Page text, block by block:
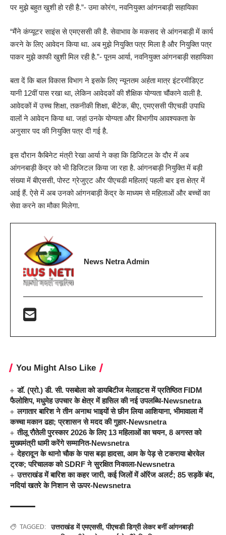
पर मुझे बहुत खुशी हो रही है.”- उमा कोरंग, नवनियुक्त आंगनबाड़ी सहायिका
“मैंने कंप्यूटर साइंस से एमएससी की है. सेवाभाव के मकसद से आंगनबाड़ी में कार्य
करने के लिए आवेदन किया था. अब मुझे नियुक्ति पत्र मिला है और नियुक्ति पत्र
पाकर मुझे काफी खुशी मिल रही है.”- पूनम आर्या, नवनियुक्त आंगनबाड़ी सहायिका
बता दें कि बाल विकास विभाग ने इसके लिए न्यूनतम अर्हता मात्र इंटरमीडिएट
यानी 12वीं पास रखा था, लेकिन आवेदकों की शैक्षिक योग्यता चौंकाने वाली है.
आवेदकों में उच्च शिक्षा, तकनीकी शिक्षा, बीटेक, बीए, एमएससी पीएचडी उपाधि
वालों ने आवेदन किया था. जहां उनके योग्यता और विभागीय आवश्यकता के
अनुसार पद की नियुक्ति पत्र दी गई है.
इस दौरान कैबिनेट मंत्री रेखा आर्या ने कहा कि डिजिटल के दौर में अब
आंगनबाड़ी केंद्र को भी डिजिटल किया जा रहा है. आंगनबाड़ी नियुक्ति में बड़ी
संख्या में बीएससी, पोस्ट ग्रेजुएट और पीएचडी महिलाएं पहली बार इस क्षेत्र में
आई हैं. ऐसे में अब उनको आंगनबाड़ी केंद्र के माध्यम से महिलाओं और बच्चों का
सेवा करने का मौका मिलेगा.
News Netra Admin
You Might Also Like
डॉ. (प्रो.) डी. सी. पसबोला को डायबिटीज मेलाइटस में प्रतिष्ठित FIDM
फैलोशिप, मधुमेह उपचार के क्षेत्र में हासिल की नई उपलब्धि-Newsnetra
लगातार बारिश ने तीन अनाथ भाइयों से छीन लिया आशियाना, भीमावाला में
कच्चा मकान ढहा; प्रशासन से मदद की गुहार-Newsnetra
तीलू रौतेली पुरस्कार 2026 के लिए 13 महिलाओं का चयन, 8 अगस्त को
मुख्यमंत्री धामी करेंगे सम्मानित-Newsnetra
देहरादून के थानो चौक के पास बड़ा हादसा, आम के पेड़ से टकराया बोरवेल
ट्रक; परिचालक को SDRF ने सुरक्षित निकाला-Newsnetra
उत्तराखंड में बारिश का कहर जारी, कई जिलों में ऑरेंज अलर्ट; 85 सड़कें बंद,
नदियां खतरे के निशान से ऊपर-Newsnetra
TAGGED: उत्तराखंड में एमएससी,पीएचडी डिग्री लेकर बनीं आंगनबाड़ी